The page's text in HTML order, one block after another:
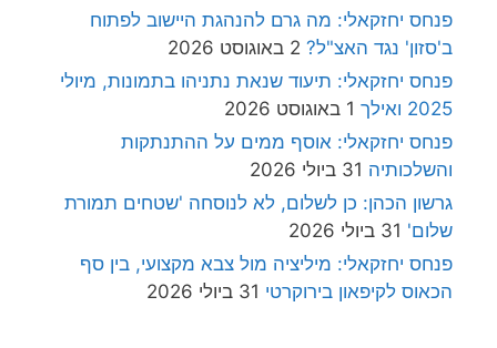
פנחס יחזקאלי: מה גרם להנהגת היישוב לפתוח
ב'סזון' נגד האצ"ל? 2 באוגוסט 2026
פנחס יחזקאלי: תיעוד שנאת נתניהו בתמונות, מיולי
2025 ואילך
1 באוגוסט 2026
פנחס יחזקאלי: אוסף ממים על ההתנתקות
והשלכותיה 31 ביולי 2026
גרשון הכהן: כן לשלום, לא לנוסחה 'שטחים תמורת
שלום' 31 ביולי 2026
פנחס יחזקאלי: מיליציה מול צבא מקצועי, בין סף
הכאוס לקיפאון בירוקרטי 31 ביולי 2026